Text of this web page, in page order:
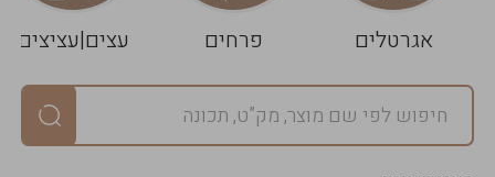
אגרטלים פרחים עצים|עציצים
במארז